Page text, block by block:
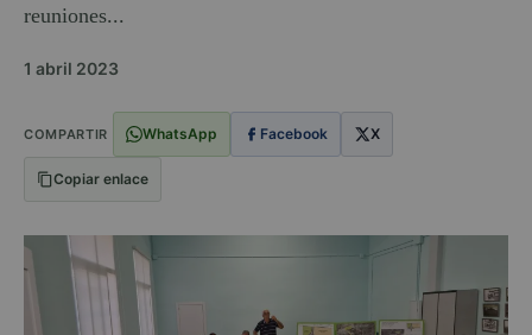
reuniones...
1 abril 2023
COMPARTIR WhatsApp Facebook X
Copiar enlace